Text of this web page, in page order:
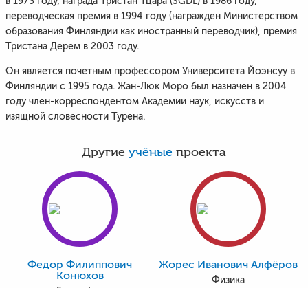
переводческая премия в 1994 году (награжден Министерством
образования Финляндии как иностранный переводчик), премия
Тристана Дерем в 2003 году.
Он является почетным профессором Университета Йоэнсуу в
Финляндии с 1995 года. Жан-Люк Моро был назначен в 2004
году член-корреспондентом Академии наук, искусств и
изящной словесности Турена.
Другие учёные проекта
Федор Филиппович
Конюхов
Жорес Иванович Алфёров
Физика